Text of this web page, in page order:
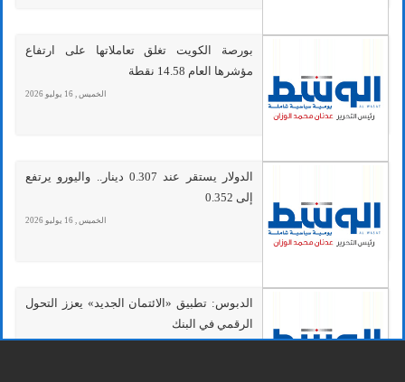
بورصة الكويت تغلق تعاملاتها على ارتفاع
مؤشرها العام 14.58 نقطة
الخميس , 16 يوليو 2026
الدولار يستقر عند 0.307 دينار.. واليورو يرتفع
إلى 0.352
الخميس , 16 يوليو 2026
الدبوس: تطبيق «الائتمان الجديد» يعزز التحول
الرقمي في البنك